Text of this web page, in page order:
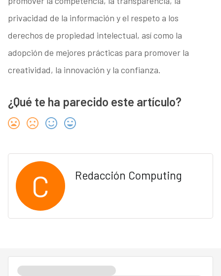
privacidad de la información y el respeto a los
derechos de propiedad intelectual, así como la
adopción de mejores prácticas para promover la
creatividad, la innovación y la confianza.
¿Qué te ha parecido este artículo?
C Redacción Computing